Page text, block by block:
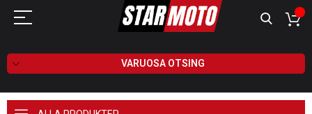
VARUOSA OTSING